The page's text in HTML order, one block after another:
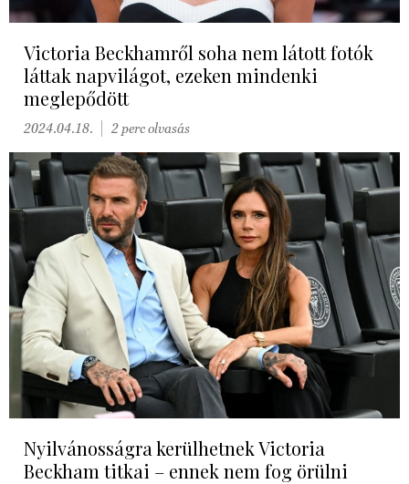
Victoria Beckhamről soha nem látott fotók
láttak napvilágot, ezeken mindenki
meglepődött
2024.04.18. 2 perc olvasás
Nyilvánosságra kerülhetnek Victoria
Beckham titkai – ennek nem fog örülni